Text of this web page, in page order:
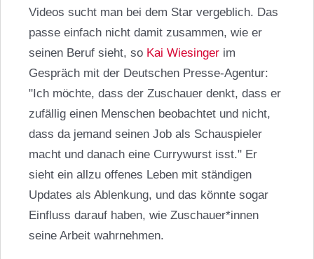
Videos sucht man bei dem Star vergeblich. Das
passe einfach nicht damit zusammen, wie er
seinen Beruf sieht, so Kai Wiesingerim
Gespräch mit der Deutschen Presse-Agentur:
"Ich möchte, dass der Zuschauer denkt, dass er
zufällig einen Menschen beobachtet und nicht,
dass da jemand seinen Job als Schauspieler
macht und danach eine Currywurst isst." Er
sieht ein allzu offenes Leben mit ständigen
Updates als Ablenkung, und das könnte sogar
Einfluss darauf haben, wie Zuschauer*innen
seine Arbeit wahrnehmen.